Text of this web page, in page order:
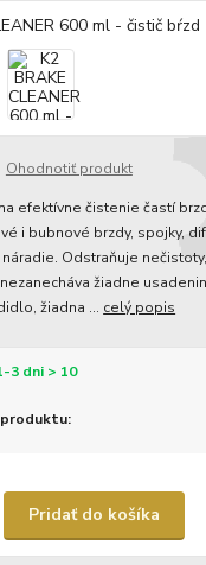
Ohodnotiť produkt
efektívne čistenie častí
i bubnové brzdy, spojky,
náradie. Odstraňuje
žiadne
žiadna ... celý popis
3 dni > 10
Pridať do košíka